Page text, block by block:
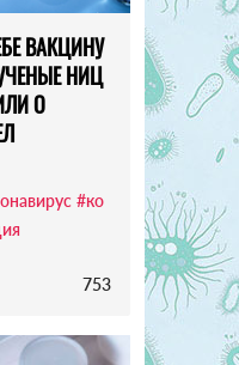
ВАКЦИНУ
НИЦ
О
#ко
753